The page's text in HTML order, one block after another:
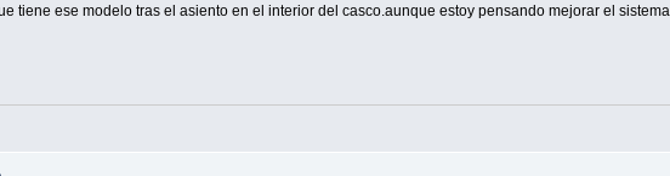
tiene ese modelo tras el asiento en el interior del casco.aunque estoy pensando mejorar el sistema.